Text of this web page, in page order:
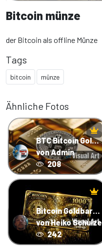
Bitcoin münze
der Bitcoin als offline Münze
Tags
bitcoin münze
Ähnliche Fotos
BTC Bitcoin Goldbarren
von Admin
208
Bitcoin Goldbarren mit Diamanten
von Heiko Schulze
242